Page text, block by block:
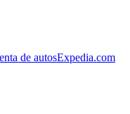
de autosExpedia.com